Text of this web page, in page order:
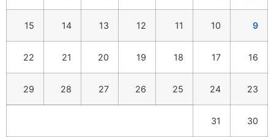
9
10
11
12
13
14
15
16
17
18
19
20
21
22
23
24
25
26
27
28
29
30
31